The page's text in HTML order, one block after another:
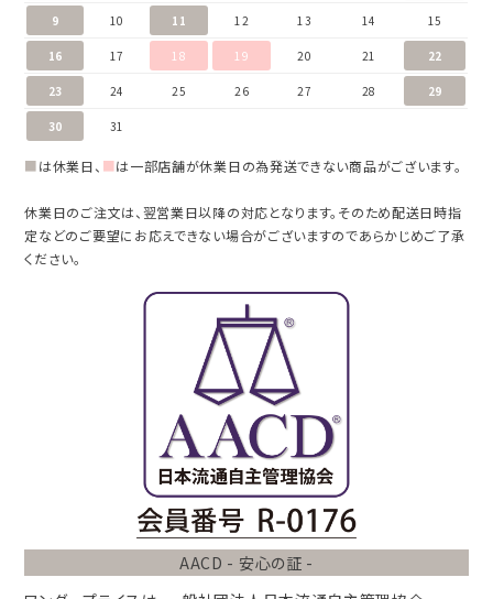
9 10 11 12 13 14 15
16 17 18 19 20 21 22
23 24 25 26 27 28 29
30 31
■は休業日、 ■は一部店舗が休業日の為発送できない商品がございます。
休業日のご注文は、翌営業日以降の対応となります。そのため配送日時指
定などのご要望にお応えできない場合がございますのであらかじめご了承
ください。
AACD - 安心の証 -